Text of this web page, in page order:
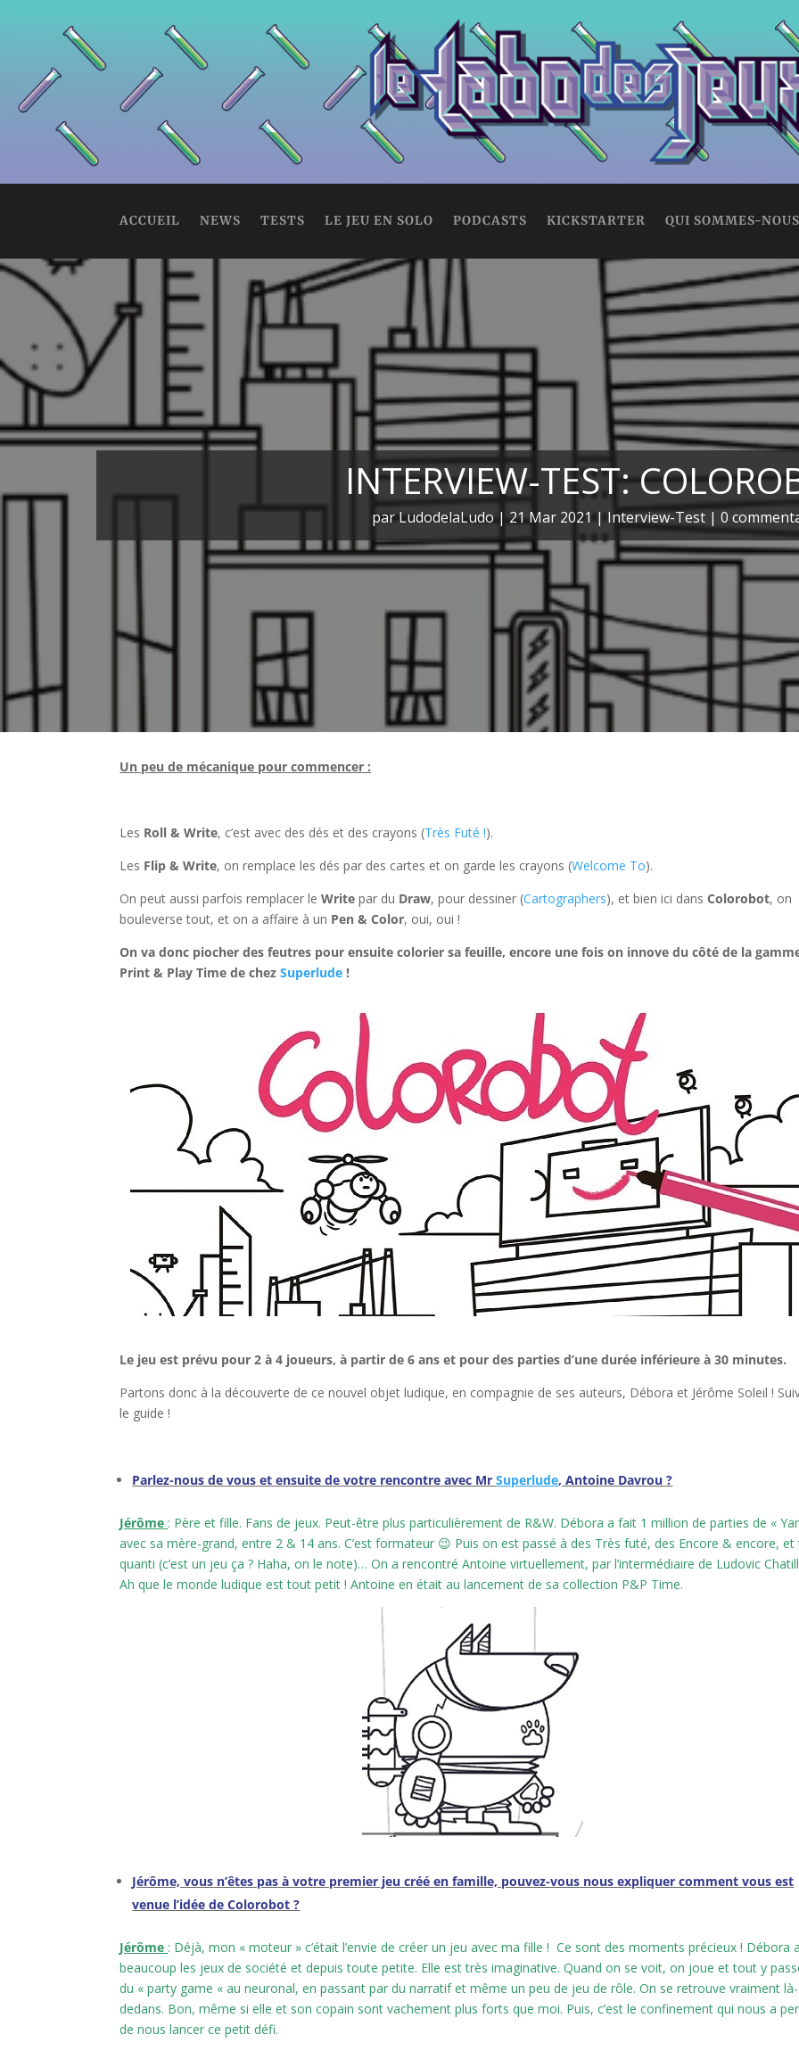
ACCUEIL NEWS TESTS LE JEU EN SOLO PODCASTS KICKSTARTER QUI SOMMES-
INTERVIEW-TEST:
parLudodelaLudo|21 Mar 2021|Interview-Test| 0
Un peu de mécanique pour commencer :
Les Roll & Write, c’est avec des dés et des crayons (Très Futé !).
Les Flip & Write, on remplace les dés par des cartes et on garde les crayons (Welcome To).
On peut aussi parfois remplacer leWrite par du Draw, pour dessiner (Cartographers), et bien ici dansColorobot, on
bouleverse tout, et on a affaire à un Pen & Color, oui, oui !
On va donc piocher des feutres pour ensuite colorier sa feuille, encore une fois on innove du côté de la
Print & Play Time de chezSuperlude !
Le jeu est prévu pour 2 à 4 joueurs, à partir de 6 ans et pour des parties d’une durée inférieure à 30 minutes.
Partons donc à la découverte de ce nouvel objet ludique, en compagnie de ses auteurs, Débora et Jérôme Soleil !
le guide !
Parlez-nous de vous et ensuite de votre rencontre avec MrSuperlude, Antoine Davrou ?
Jérôme : Père et fille. Fans de jeux. Peut-être plus particulièrement de R&W. Débora a fait 1 million de parties de «
avec sa mère-grand, entre 2 & 14 ans. C’est formateur 😉 Puis on est passé à des Très futé, des Encore & encore,
quanti (c’est un jeu ça ? Haha, on le note)… On a rencontré Antoine virtuellement, par l’intermédiaire de Ludovic
Ah que le monde ludique est tout petit ! Antoine en était au lancement de sa collection P&P Time.
Jérôme, vous n’êtes pas à votre premier jeu créé en famille, pouvez-vous nous expliquer comment vous est
venue l’idée de Colorobot ?
Jérôme : Déjà, mon « moteur » c’était l’envie de créer un jeu avec ma fille ! Ce sont des moments précieux ! Débora
beaucoup les jeux de société et depuis toute petite. Elle est très imaginative. Quand on se voit, on joue et tout y
du « party game « au neuronal, en passant par du narratif et même un peu de jeu de rôle. On se retrouve vraiment là-
dedans. Bon, même si elle et son copain sont vachement plus forts que moi. Puis, c’est le confinement qui nous a
de nous lancer ce petit défi.